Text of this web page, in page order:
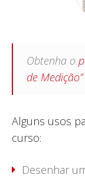
Obtenha o
de Medição”
Alguns usos
curso:
Desenhar